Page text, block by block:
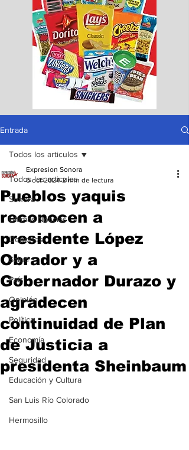
Entrada
Todos los articulos
Sonora
Ultimas Noticias
Deportes
Salud
País
Opinión
Política
Economía
Seguridad
Educación y Cultura
San Luis Río Colorado
Hermosillo
Todos los articulos
Pueblos yaquis
reconocen a
presidente López
Obrador y a
Gobernador Durazo y
agradecen
continuidad de Plan
de Justicia a
presidenta Sheinbaum
Expresion Sonora
6 oct 2024 2 min de lectura